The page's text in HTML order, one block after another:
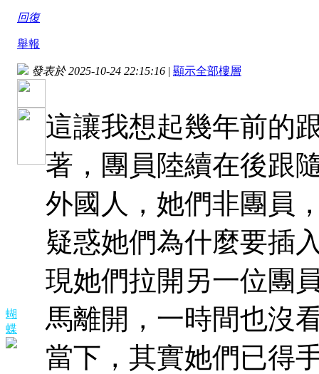
回復
舉報
蝴
蝶
發表於 2025-10-24 22:15:16 | 顯示全部樓層
這讓我想起幾年前的
著，團員陸續在後跟
外國人，她們非團員
疑惑她們為什麼要插
現她們拉開另一位團
馬離開，一時間也沒
當下，其實她們已得